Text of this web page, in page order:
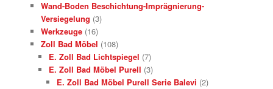
Wand-Boden Beschichtung-Imprägnierung-
Versiegelung (3)
Werkzeuge (16)
Zoll Bad Möbel (108)
E. Zoll Bad Lichtspiegel (7)
E. Zoll Bad Möbel Purell (3)
E. Zoll Bad Möbel Purell Serie Balevi (2)